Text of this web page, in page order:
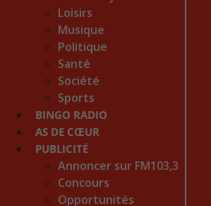
Loisirs
Musique
Politique
Santé
Société
Sports
BINGO RADIO
AS DE CŒUR
PUBLICITÉ
Annoncer sur FM103,3
Concours
Opportunités